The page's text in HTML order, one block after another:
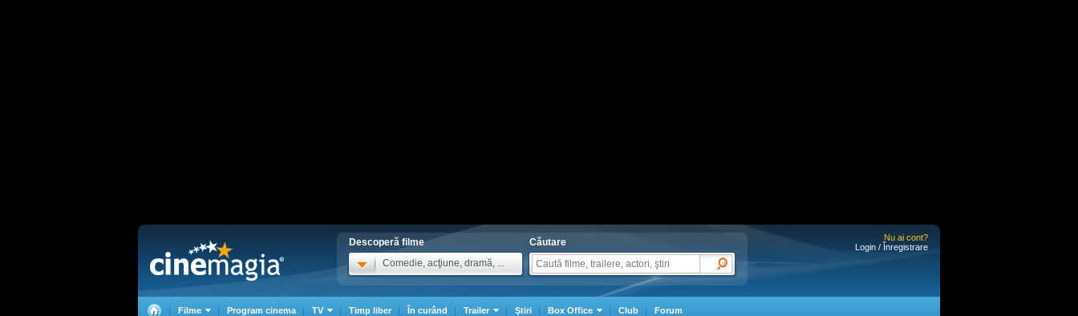
Descoperă filme
Comedie, acţiune, dramă, ...
Căutare
Nu ai cont?
Login / Înregistrare
Filme Program cinema TV Timp liber În curând Trailer Ştiri Box Office Club Forum